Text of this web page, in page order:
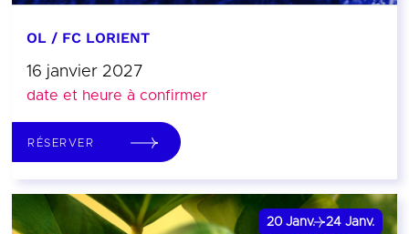
OL / FC LORIENT
16 janvier 2027
date et heure à confirmer
RÉSERVER
20 Janv. 24 Janv.